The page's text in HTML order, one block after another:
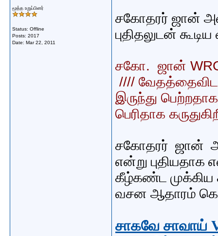
மூத்த உறுப்பினர்
Status: Offline
Posts: 2017
Date: Mar 22, 2011
சகோதரர் ஜான்
புதிதலுடன்
சகோ. ஜான்
////
இருந்து
பெரிதாக
சகோதரர் ஜான்
என்று
கீழ்கண்ட முக்கிய
வசன ஆதாரம்
சாகவே சாவாய்